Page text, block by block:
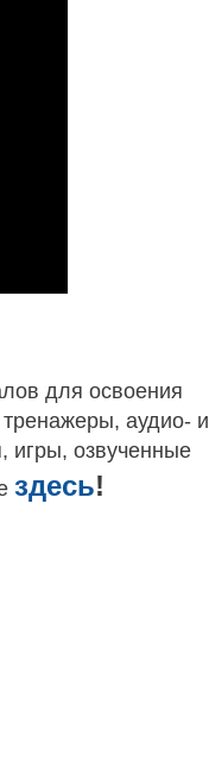
для освоения
тренажеры, аудио- и
игры, озвученные
здесь!